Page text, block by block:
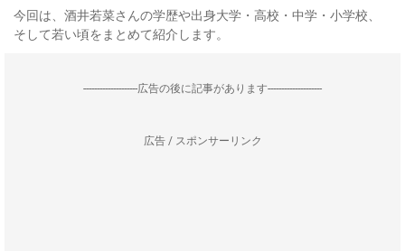
今回は、酒井若菜さんの学歴や出身大学・高校・中学・小学校、
そして若い頃をまとめて紹介します。
--------------------広告の後に記事があります--------------------
広告 / スポンサーリンク